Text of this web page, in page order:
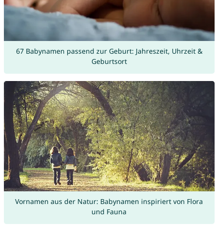
67 Babynamen passend zur Geburt: Jahreszeit, Uhrzeit &
Geburtsort
Vornamen aus der Natur: Babynamen inspiriert von Flora
und Fauna